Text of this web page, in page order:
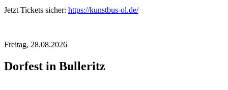
Jetzt Tickets sicher: https://kunstbus-ol.de/
Freitag, 28.08.2026
Dorfest in Bulleritz